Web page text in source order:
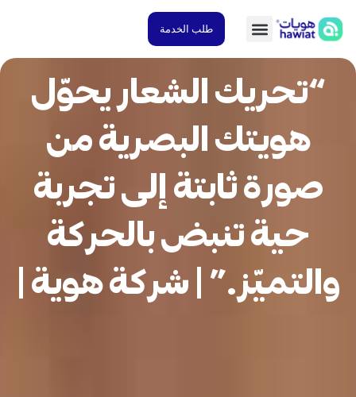
طلب الخدمة
الشعار يحوّل
هويتك البصرية من
صورة ثابتة إلى تجربة
حية تنبض بالحركة
| شركة هوية |